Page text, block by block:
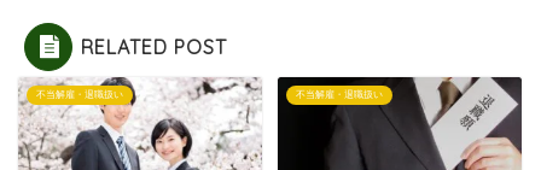
RELATED POST
不当解雇・退職扱い 不当解雇・退職扱い